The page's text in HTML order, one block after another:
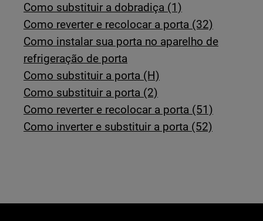
Como substituir a dobradiça (1)
Como reverter e recolocar a porta (32)
Como instalar sua porta no aparelho de
refrigeração de porta
Como substituir a porta (H)
Como substituir a porta (2)
Como reverter e recolocar a porta (51)
Como inverter e substituir a porta (52)